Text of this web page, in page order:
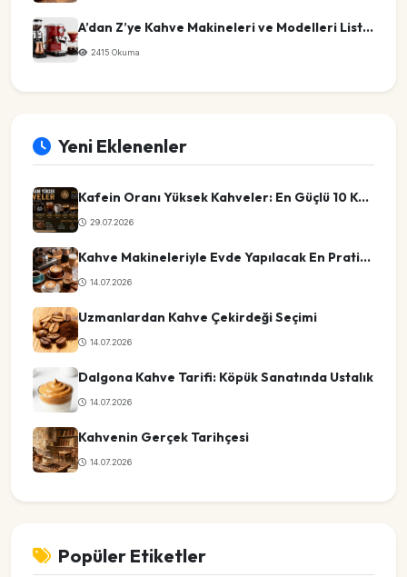
A’dan Z’ye Kahve Makineleri ve Modelleri Listesi
2415 Okuma
Yeni Eklenenler
Kafein Oranı Yüksek Kahveler: En Güçlü 10 Kahve Türü
29.07.2026
Kahve Makineleriyle Evde Yapılacak En Pratik Kahve Tarifleri
14.07.2026
Uzmanlardan Kahve Çekirdeği Seçimi
14.07.2026
Dalgona Kahve Tarifi: Köpük Sanatında Ustalık
14.07.2026
Kahvenin Gerçek Tarihçesi
14.07.2026
Popüler Etiketler